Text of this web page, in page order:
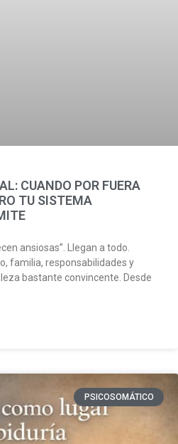
CUANDO POR FUERA
TU SISTEMA
ansiosas”. Llegan a todo.
familia, responsabilidades y
bastante convincente. Desde
PSICOSOMÁTICO